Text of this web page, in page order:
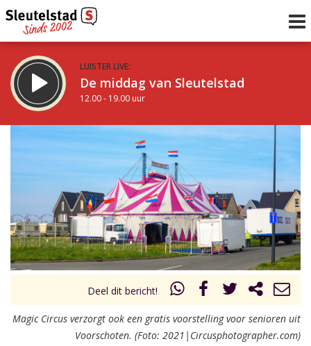
LUISTER LIVE:
De middag van Sleutelstad
12.00 - 19.00 uur
De avond van Sleutelstad
uur 1 van 0
Inklappen
Deel dit bericht!
Magic Circus verzorgt ook een gratis voorstelling voor senioren uit
Voorschoten. (Foto: 2021|Circusphotographer.com)